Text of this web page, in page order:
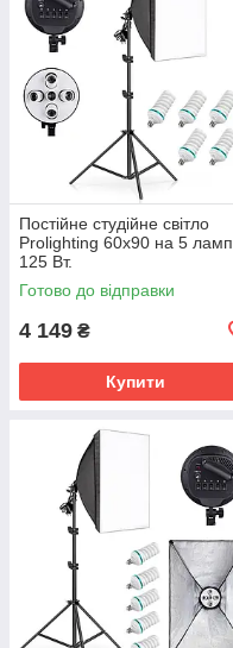
Постійне студійне світло
Prolighting 60x90 на 5 ламп
125 Вт.
Готово до відправки
4 149 ₴
Купити